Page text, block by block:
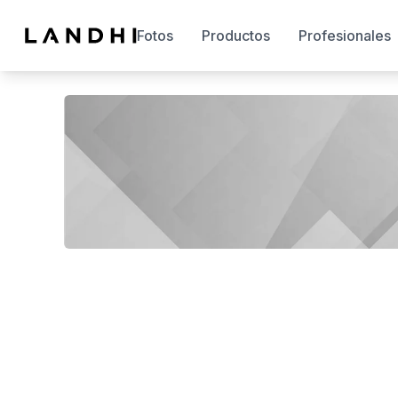
Fotos Productos Profesionales